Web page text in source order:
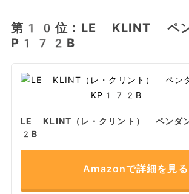
第10位：LE KLINT ペ
P172B
LE KLINT（レ・クリント） ペン
2B
Amazonで詳細を見る